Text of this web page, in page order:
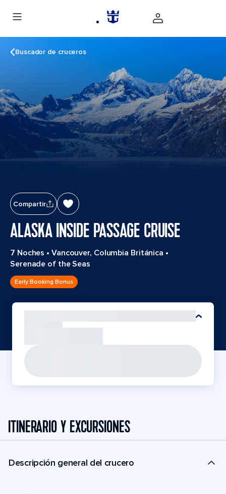
Buscador de cruceros
Compartir
ALASKA INSIDE PASSAGE CRUISE
7 Noches • Vancouver, Columbia Británica •
Serenade of the Seas
Early Booking Bonus
ITINERARIO Y EXCURSIONES
Descripción general del crucero